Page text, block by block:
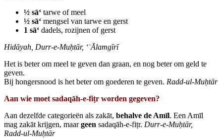
½ sā‘ tarwe of meel
½ sā‘ mengsel van tarwe en gerst
1 sā‘ dadels, rozijnen of gerst
Hidāyah, Durr‑e‑Muḥtār, ‘ʿĀlamgīrī
Het is beter om meel te geven dan graan, en nog beter om geld te
geven.
Bij hongersnood is het beter om goederen te geven. Radd‑ul‑Muḥtār
Aan wie moet sadaqāh‑e‑fiṭr worden gegeven?
Aan dezelfde categorieën als zakāt, behalve de Amīl. Een Amīl
mag zakāt krijgen, maargeen sadaqāh‑e‑fiṭr. Durr‑e‑Muḥtār,
Radd‑ul‑Muḥtār